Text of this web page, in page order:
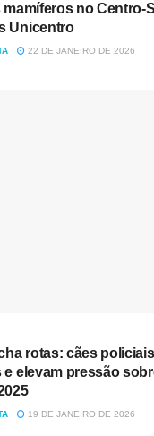
se o motorista
ação da
no Centro-
Unicentro
22 DE JANEIRO DE 2026
rotas: cães
e elevam pressão
19 DE JANEIRO DE 2026